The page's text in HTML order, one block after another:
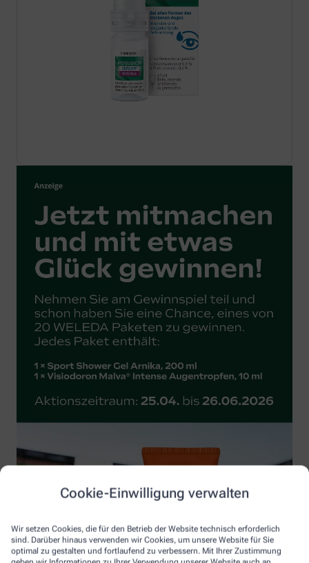
Cookie-Einwilligung verwalten
Wir setzen Cookies, die für den Betrieb der Website technisch erforderlich
sind. Darüber hinaus verwenden wir Cookies, um unsere Website für Sie
optimal zu gestalten und fortlaufend zu verbessern. Mit Ihrer Zustimmung